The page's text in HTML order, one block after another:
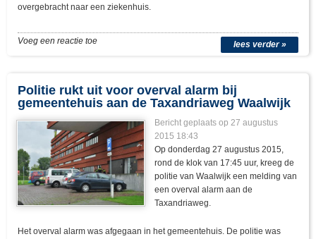
overgebracht naar een ziekenhuis.
lees verder »
Voeg een reactie toe
Politie rukt uit voor overval alarm bij
gemeentehuis aan de Taxandriaweg Waalwijk
Bericht geplaats op 27 augustus
2015 18:43
Op donderdag 27 augustus 2015,
rond de klok van 17:45 uur, kreeg de
politie van Waalwijk een melding van
een overval alarm aan de
Taxandriaweg.
Het overval alarm was afgegaan in het gemeentehuis. De politie was